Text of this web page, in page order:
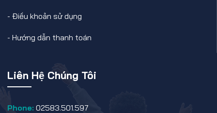
- Điều khoản sử dụng
- Hướng dẫn thanh toán
Liên Hệ Chúng Tôi
Phone: 02583.501.597